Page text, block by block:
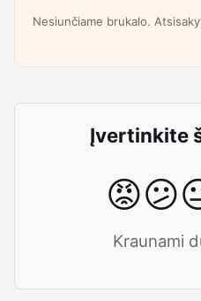
Nesiunčiame brukalo.
Įvertinkite
😡😕
Kraunami